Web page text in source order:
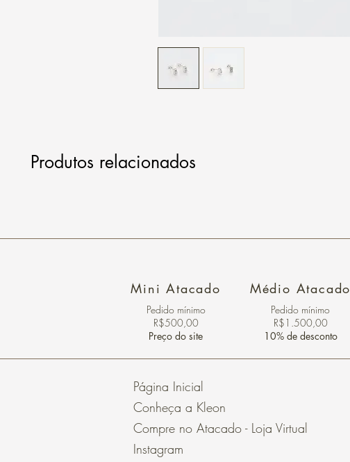
Produtos relacionados
Mini Atacado
Pedido ​mínimo
R$500,00
Preço do site
Médio Atacado
Pedido mínimo
R$1.500,00
10% de desconto
Página Inicial
Conheça a Kleon
Compre no Atacado - Loja Virtual
Instagram